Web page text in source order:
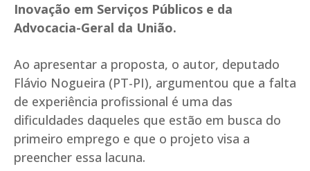
Inovação em Serviços Públicos e da
Advocacia-Geral da União.
Ao apresentar a proposta, o autor, deputado
Flávio Nogueira (PT-PI), argumentou que a falta
de experiência profissional é uma das
dificuldades daqueles que estão em busca do
primeiro emprego e que o projeto visa a
preencher essa lacuna.